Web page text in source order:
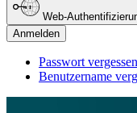
Web-
Anmelden
Passwort
Benutzername